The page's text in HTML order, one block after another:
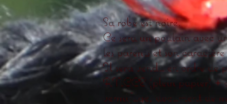
Sa robe est noire.
Ce sera un poulain avec
les parents et son
Il sera vendu en ordre de
ANCCE (plein papier) +
vermifuge, document de